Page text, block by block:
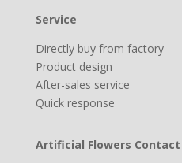
Service
Directly buy from factory
Product design
After-sales service
Quick response
Artificial Flowers Contact